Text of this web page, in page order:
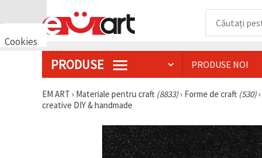
Cookies
PRODUSE PRODUSE NOI
EM ART › Materiale pentru craft (8833)› Forme de craft (530)›
creative DIY & handmade